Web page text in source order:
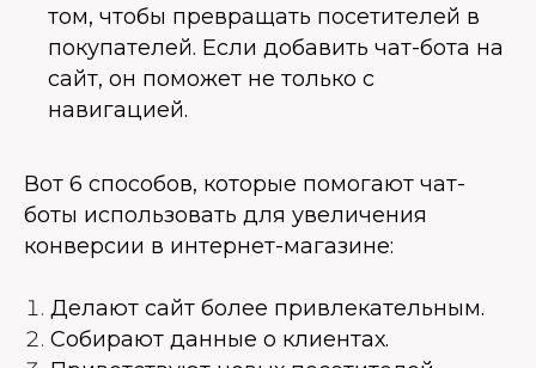
том, чтобы превращать посетителей в
покупателей. Если добавить чат-бота на
сайт, он поможет не только с
навигацией.
Вот 6 способов, которые помогают чат-
боты использовать для увеличения
конверсии в интернет-магазине:
Делают сайт более привлекательным.
Собирают данные о клиентах.